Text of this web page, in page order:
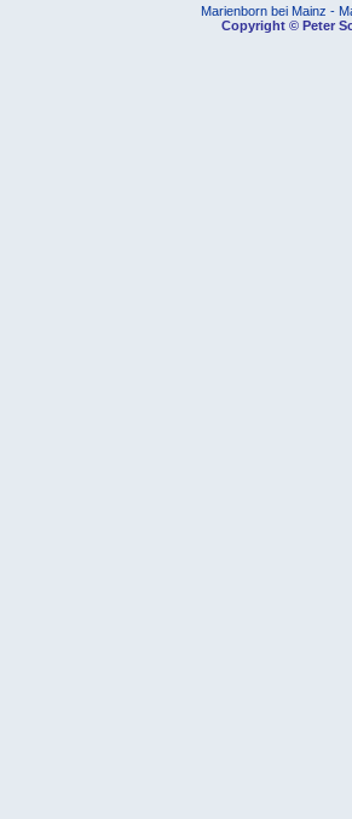
Marienborn bei Mainz -
Copyright © Peter